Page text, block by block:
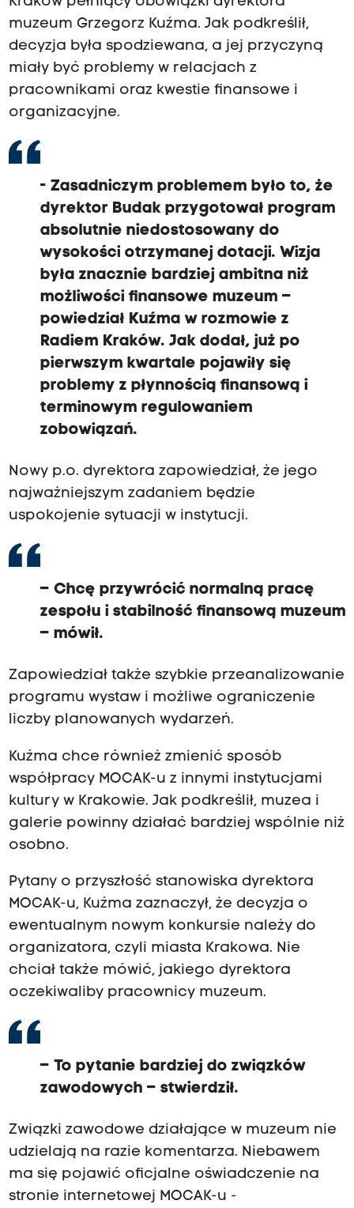
muzeum Grzegorz Kuźma. Jak podkreślił,
decyzja była spodziewana, a jej przyczyną
miały być problemy w relacjach z
pracownikami oraz kwestie finansowe i
organizacyjne.
- Zasadniczym problemem było to, że
dyrektor Budak przygotował program
absolutnie niedostosowany do
wysokości otrzymanej dotacji. Wizja
była znacznie bardziej ambitna niż
możliwości finansowe muzeum –
powiedział Kuźma w rozmowie z
Radiem Kraków. Jak dodał, już po
pierwszym kwartale pojawiły się
problemy z płynnością finansową i
terminowym regulowaniem
zobowiązań.
Nowy p.o. dyrektora zapowiedział, że jego
najważniejszym zadaniem będzie
uspokojenie sytuacji w instytucji.
– Chcę przywrócić normalną pracę
zespołu i stabilność finansową muzeum
– mówił.
Zapowiedział także szybkie przeanalizowanie
programu wystaw i możliwe ograniczenie
liczby planowanych wydarzeń.
Kuźma chce również zmienić sposób
współpracy MOCAK-u z innymi instytucjami
kultury w Krakowie. Jak podkreślił, muzea i
galerie powinny działać bardziej wspólnie niż
osobno.
Pytany o przyszłość stanowiska dyrektora
MOCAK-u, Kuźma zaznaczył, że decyzja o
ewentualnym nowym konkursie należy do
organizatora, czyli miasta Krakowa. Nie
chciał także mówić, jakiego dyrektora
oczekiwaliby pracownicy muzeum.
– To pytanie bardziej do związków
zawodowych – stwierdził.
Związki zawodowe działające w muzeum nie
udzielają na razie komentarza. Niebawem
ma się pojawić oficjalne oświadczenie na
stronie internetowej MOCAK-u -